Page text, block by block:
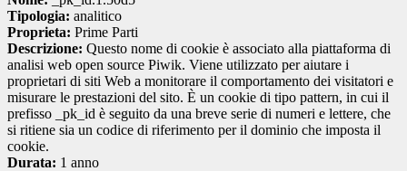
Tipologia: analitico
Proprieta: Prime Parti
Descrizione: Questo nome di cookie è associato alla piattaforma di
analisi web open source Piwik. Viene utilizzato per aiutare i
proprietari di siti Web a monitorare il comportamento dei visitatori e
misurare le prestazioni del sito. È un cookie di tipo pattern, in cui il
prefisso _pk_id è seguito da una breve serie di numeri e lettere, che
si ritiene sia un codice di riferimento per il dominio che imposta il
cookie.
Durata: 1 anno